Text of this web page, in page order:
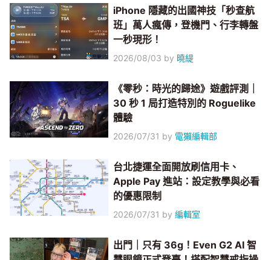
iPhone 隱藏的出國神技「秒查航
班」萬人瘋傳，登機門、行李轉盤
一秒現形！
2026/08/03 by 曉緹
《零秒：時光的歸途》遊戲評測｜
30 秒 1 局打造特別的 Roguelike
體驗
2026/07/31 by 電獺編輯部
台北捷運全面開放刷信用卡、
Apple Pay 進站：設定教學與必看
的優惠限制
2026/07/31 by編輯室
出門｜只有 36g！Even G2 AI 智